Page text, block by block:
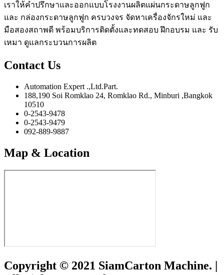
เราให้คำปรึกษาและออกแบบโรงงานผลิตแผ่นกระดาษลูกฟูก
และ กล่องกระดาษลูกฟูก ครบวงจร จัดหาเครื่องจักรใหม่ และ
มือสองสถาพดี พร้อมบริการติดตั้งและทดสอบ ฝึกอบรม และ รับ
เหมา ดูแลกระบวนการผลิต
Contact Us
Automation Expert .,Ltd.Part.
188,190 Soi Romklao 24, Romklao Rd., Minburi ,Bangkok
10510
0-2543-9478
0-2543-9479
092-889-9887
Map & Location
Copyright © 2021 SiamCarton Machine. |